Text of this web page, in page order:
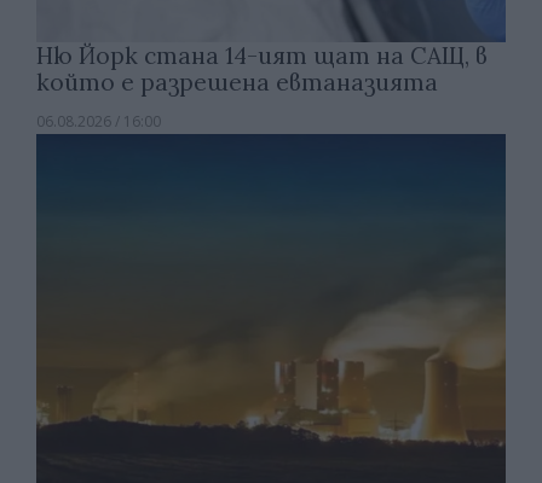
Ню Йорк стана 14-ият щат на САЩ, в
който е разрешена евтаназията
06.08.2026 / 16:00